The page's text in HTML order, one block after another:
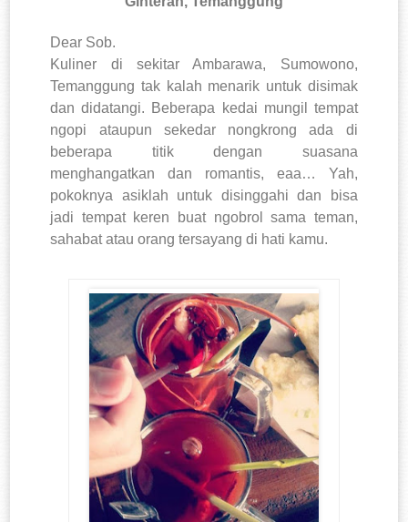
Dear Sob.
Kuliner di sekitar Ambarawa, Sumowono,
Temanggung tak kalah menarik untuk disimak
dan didatangi. Beberapa kedai mungil tempat
ngopi ataupun sekedar nongkrong ada di
beberapa titik dengan suasana
menghangatkan dan romantis, eaa… Yah,
pokoknya asiklah untuk disinggahi dan bisa
jadi tempat keren buat ngobrol sama teman,
sahabat atau orang tersayang di hati kamu.